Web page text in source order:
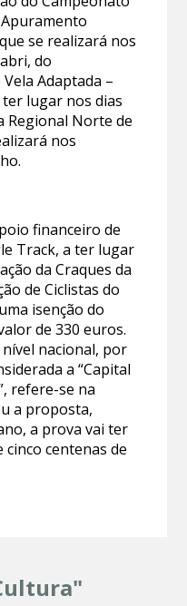
se realizará nos
do
Adaptada –
lugar nos dias
Regional Norte de
nos
financeiro de
Track, a ter lugar
da Craques da
de Ciclistas do
isenção do
de 330 euros.
nacional, por
a “Capital
refere-se na
a proposta,
a prova vai ter
cinco centenas de